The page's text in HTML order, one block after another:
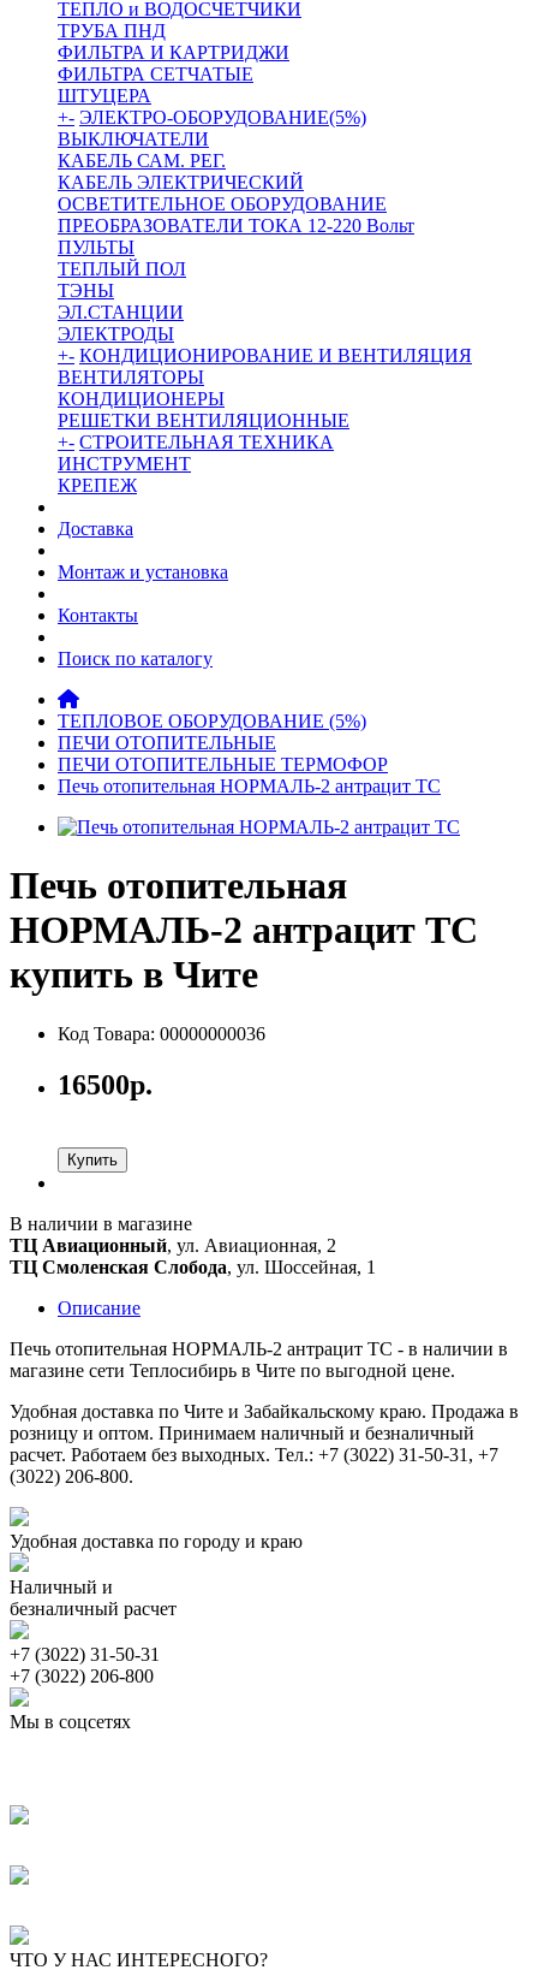
ТЕПЛО и ВОДОСЧЕТЧИКИ
ТРУБА ПНД
ФИЛЬТРА И КАРТРИДЖИ
ФИЛЬТРА СЕТЧАТЫЕ
ШТУЦЕРА
+- ЭЛЕКТРО-ОБОРУДОВАНИЕ(5%)
ВЫКЛЮЧАТЕЛИ
КАБЕЛЬ САМ. РЕГ.
КАБЕЛЬ ЭЛЕКТРИЧЕСКИЙ
ОСВЕТИТЕЛЬНОЕ ОБОРУДОВАНИЕ
ПРЕОБРАЗОВАТЕЛИ ТОКА 12-220 Вольт
ПУЛЬТЫ
ТЕПЛЫЙ ПОЛ
ТЭНЫ
ЭЛ.СТАНЦИИ
ЭЛЕКТРОДЫ
+- КОНДИЦИОНИРОВАНИЕ И ВЕНТИЛЯЦИЯ
ВЕНТИЛЯТОРЫ
КОНДИЦИОНЕРЫ
РЕШЕТКИ ВЕНТИЛЯЦИОННЫЕ
+- СТРОИТЕЛЬНАЯ ТЕХНИКА
ИНСТРУМЕНТ
КРЕПЕЖ
Доставка
Монтаж и установка
Контакты
Поиск по каталогу
ТЕПЛОВОЕ ОБОРУДОВАНИЕ (5%)
ПЕЧИ ОТОПИТЕЛЬНЫЕ
ПЕЧИ ОТОПИТЕЛЬНЫЕ ТЕРМОФОР
Печь отопительная НОРМАЛЬ-2 антрацит ТС
Печь отопительная
НОРМАЛЬ-2 антрацит ТС
купить в Чите
Код Товара: 00000000036
16500р.
Купить
В наличии в магазине
ТЦ Авиационный, ул. Авиационная, 2
ТЦ Смоленская Слобода, ул. Шоссейная, 1
Описание
Печь отопительная НОРМАЛЬ-2 антрацит ТС - в наличии в
магазине сети Теплосибирь в Чите по выгодной цене.
Удобная доставка по Чите и Забайкальскому краю. Продажа в
розницу и оптом. Принимаем наличный и безналичный
расчет. Работаем без выходных. Тел.: +7 (3022) 31-50-31, +7
(3022) 206-800.
Удобная доставка по городу и краю
Наличный и
безналичный расчет
+7 (3022) 31-50-31
+7 (3022) 206-800
Мы в соцсетях
ЧТО У НАС ИНТЕРЕСНОГО?